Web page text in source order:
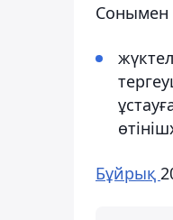
Сонымен
Бұйрық